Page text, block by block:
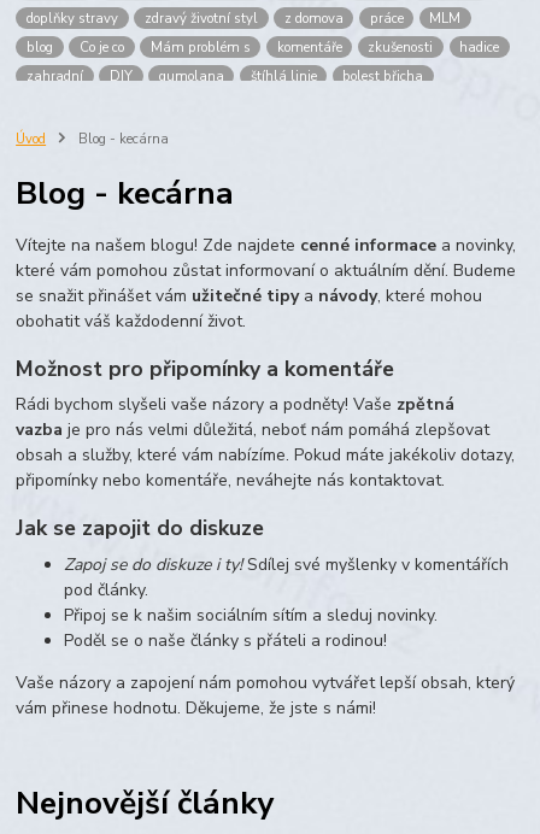
doplňky stravy
zdravý životní styl z domova práce
MLM
blog
Co je co Mám problém s komentáře zkušenosti
hadice
zahradní
DIY gumolana štíhlá linie
bolest břicha
Prokloub
Vláknina
maltodextrin
škrob skrob
Úvod Blog - kecárna
Blog - kecárna
Vítejte na našem blogu! Zde najdete cenné informace a novinky,
které vám pomohou zůstat informovaní o aktuálním dění. Budeme
se snažit přinášet vám užitečné tipya návody, které mohou
obohatit váš každodenní život.
Možnost pro připomínky a komentáře
Rádi bychom slyšeli vaše názory a podněty! Vaše zpětná
vazba je pro nás velmi důležitá, neboť nám pomáhá zlepšovat
obsah a služby, které vám nabízíme. Pokud máte jakékoliv dotazy,
připomínky nebo komentáře, neváhejte nás kontaktovat.
Jak se zapojit do diskuze
Zapoj se do diskuze i ty!Sdílej své myšlenky v komentářích
pod články.
Připoj se k našim sociálním sítím a sleduj novinky.
Poděl se o naše články s přáteli a rodinou!
Vaše názory a zapojení nám pomohou vytvářet lepší obsah, který
vám přinese hodnotu. Děkujeme, že jste s námi!
Nejnovější články